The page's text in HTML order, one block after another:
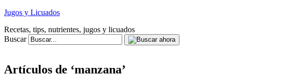
Jugos y Licuados
Recetas, tips, nutrientes, jugos y licuados
Buscar
Artículos de ‘manzana’